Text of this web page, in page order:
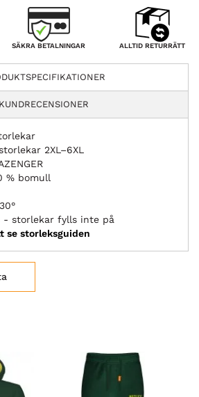
SÄKRA BETALNINGAR ALLTID RETURRÄTT
KUNDRECENSIONER
2XL–6XL
% bomull
- storlekar fylls inte på
se storleksguiden